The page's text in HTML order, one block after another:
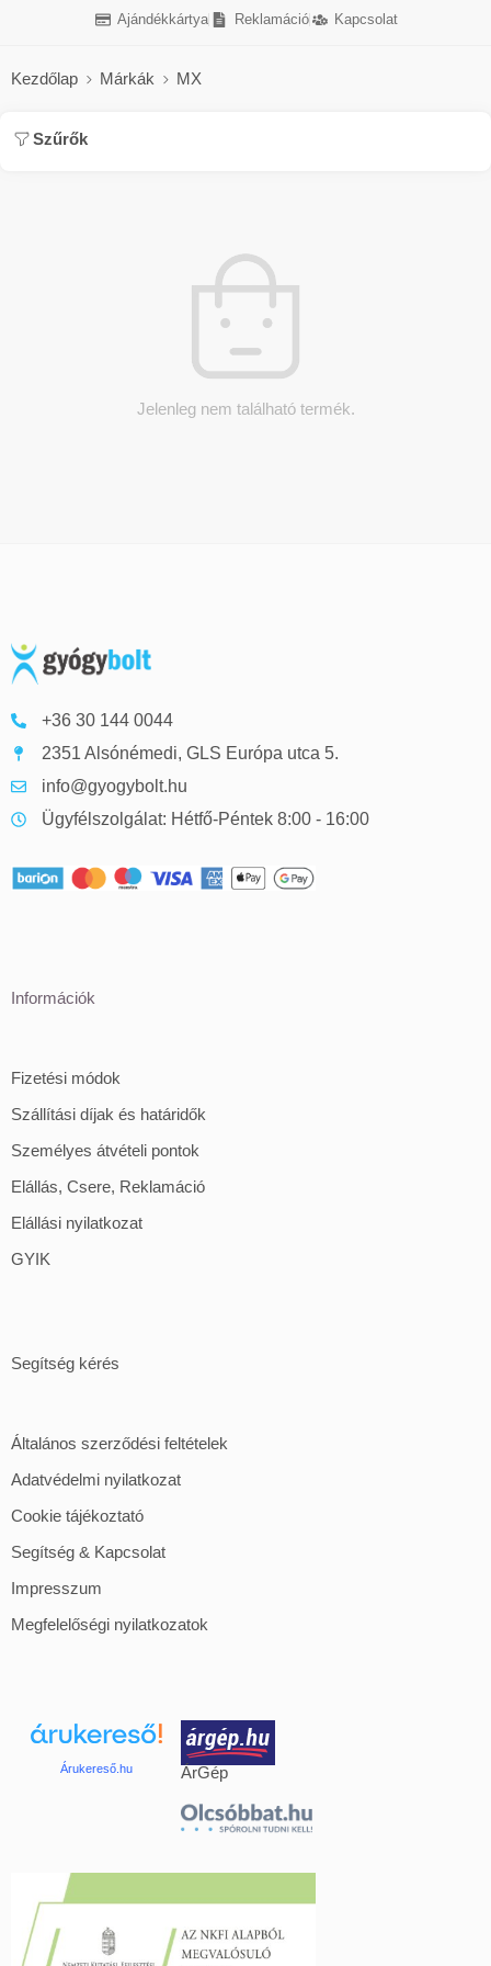
Ajándékkártya Reklamáció Kapcsolat
Kezdőlap Márkák MX
Szűrők
Jelenleg nem található termék.
+36 30 144 0044
2351 Alsónémedi, GLS Európa utca 5.
info@gyogybolt.hu
Ügyfélszolgálat: Hétfő-Péntek 8:00 - 16:00
Információk
Fizetési módok
Szállítási díjak és határidők
Személyes átvételi pontok
Elállás, Csere, Reklamáció
Elállási nyilatkozat
GYIK
Segítség kérés
Általános szerződési feltételek
Adatvédelmi nyilatkozat
Cookie tájékoztató
Segítség & Kapcsolat
Impresszum
Megfelelőségi nyilatkozatok
Árukereső.hu ÁrGép